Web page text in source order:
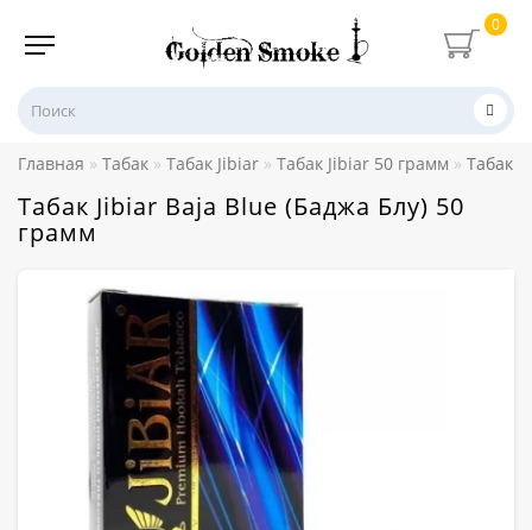
0
Главная Табак Табак Jibiar Табак Jibiar 50 грамм Табак
Табак Jibiar Baja Blue (Баджа Блу) 50
грамм